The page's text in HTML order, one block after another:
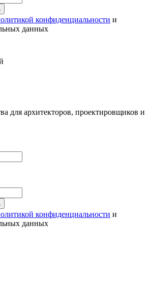
конфиденциальности и
данных
для архитекторов, проектировщиков и
конфиденциальности и
данных